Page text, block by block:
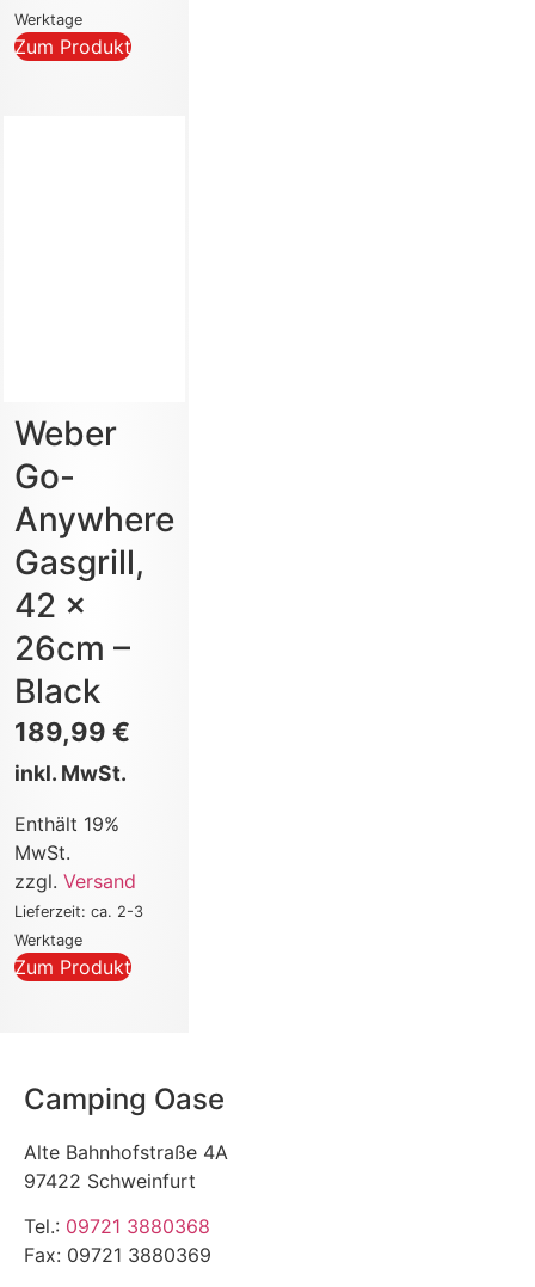
Werktage
Zum Produkt
Weber
Go-
Anywhere
Gasgrill,
42 x
26cm –
Black
189,99€
inkl. MwSt.
Enthält 19%
MwSt.
zzgl.Versand
Lieferzeit: ca. 2-3
Werktage
Zum Produkt
Camping Oase
Alte Bahnhofstraße 4A
97422 Schweinfurt
Tel.: 09721 3880368
Fax: 09721 3880369